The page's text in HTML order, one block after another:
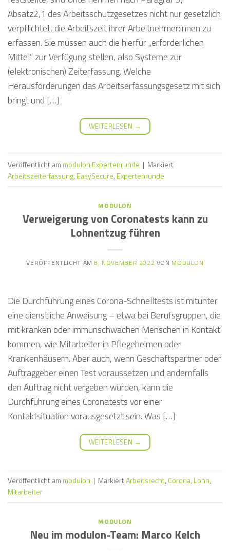
Absatz2,1 des Arbeitsschutzgesetzes nicht nur gesetzlich
verpflichtet, die Arbeitszeit ihrer Arbeitnehmer:innen zu
erfassen. Sie müssen auch die hierfür „erforderlichen
Mittel“ zur Verfügung stellen, also Systeme zur
(elektronischen) Zeiterfassung. Welche
Herausforderungen das Arbeitserfassungsgesetz mit sich
bringt und […]
WEITERLESEN →
Veröffentlicht am modulon Expertenrunde | Markiert
Arbeitszeiterfassung, EasySecure, Expertenrunde
MODULON
Verweigerung von Coronatests kann zu
Lohnentzug führen
VERÖFFENTLICHT AM8. NOVEMBER 2022 VON MODULON
Die Durchführung eines Corona-Schnelltests ist mitunter
eine dienstliche Anweisung – etwa bei Berufsgruppen, die
mit kranken oder immunschwachen Menschen in Kontakt
kommen, wie Mitarbeiter in Pflegeheimen oder
Krankenhäusern. Aber auch, wenn Geschäftspartner oder
Auftraggeber einen Test voraussetzen und andernfalls
den Auftrag nicht vergeben würden, kann die
Durchführung eines Coronatests vor einer
Kontaktsituation vorausgesetzt sein. Was […]
WEITERLESEN →
Veröffentlicht am modulon | MarkiertArbeitsrecht, Corona, Lohn,
Mitarbeiter
MODULON
Neu im modulon-Team: Marco Kelch